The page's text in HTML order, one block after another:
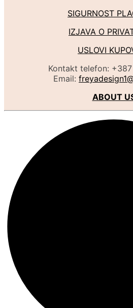
be
on
product
page
SIGURNOST
IZJAVA O
USLOVI
Kontakt telefon:
Email:
ABOUT